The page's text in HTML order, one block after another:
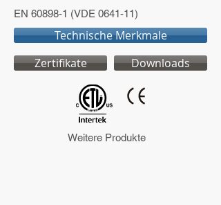
EN 60898-1 (VDE 0641-11)
Technische Merkmale
Zertifikate
Downloads
Weitere Produkte